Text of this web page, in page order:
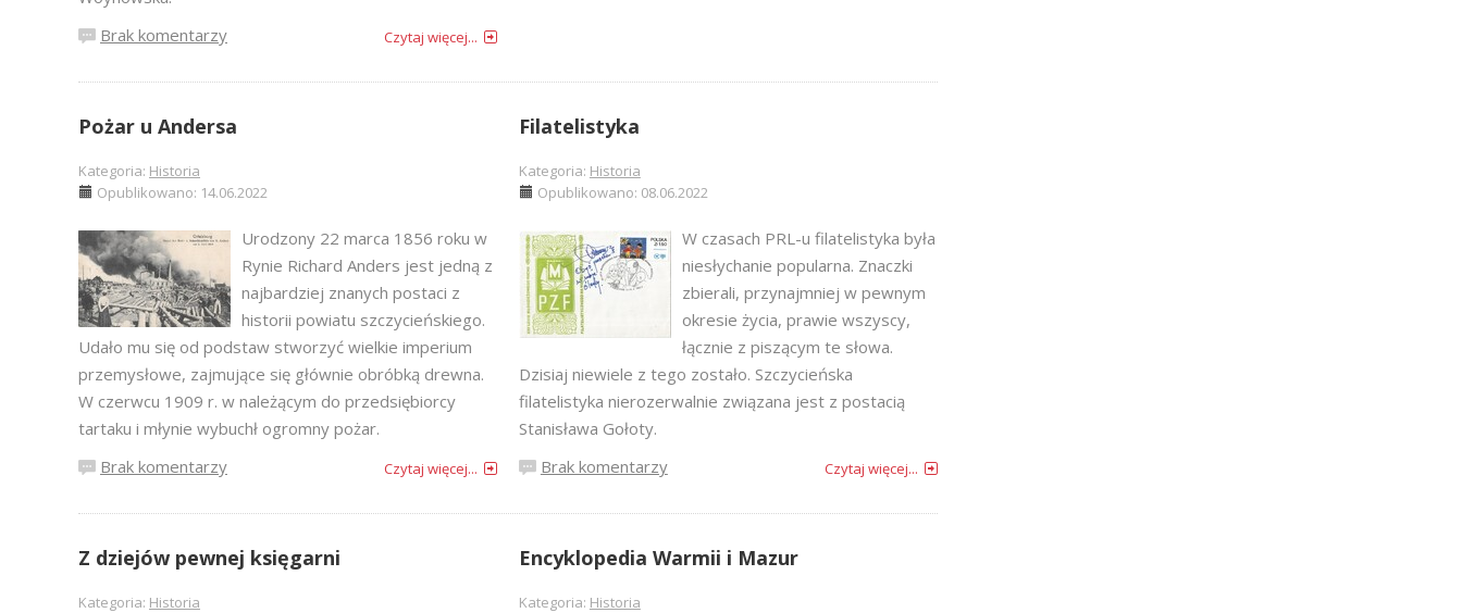
Brak komentarzy
Czytaj więcej...
Pożar u Andersa
Kategoria: Historia
Opublikowano: 14.06.2022
Urodzony 22 marca 1856 roku w
Rynie Richard Anders jest jedną z
najbardziej znanych postaci z
historii powiatu szczycieńskiego.
Udało mu się od podstaw stworzyć wielkie imperium
przemysłowe, zajmujące się głównie obróbką drewna.
W czerwcu 1909 r. w należącym do przedsiębiorcy
tartaku i młynie wybuchł ogromny pożar.
Brak komentarzy
Czytaj więcej...
Filatelistyka
Kategoria: Historia
Opublikowano: 08.06.2022
W czasach PRL-u filatelistyka była
niesłychanie popularna. Znaczki
zbierali, przynajmniej w pewnym
okresie życia, prawie wszyscy,
łącznie z piszącym te słowa.
Dzisiaj niewiele z tego zostało. Szczycieńska
filatelistyka nierozerwalnie związana jest z postacią
Stanisława Gołoty.
Brak komentarzy
Czytaj więcej...
Z dziejów pewnej księgarni
Kategoria: Historia
Encyklopedia Warmii i Mazur
Kategoria: Historia